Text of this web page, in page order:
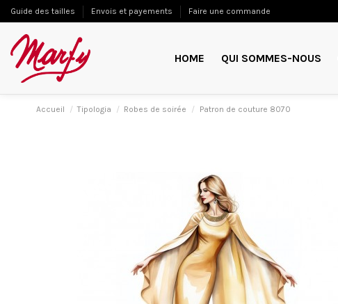
Guide des tailles Envois et payements Faire une commande
HOME QUI SOMMES-NOUS
Accueil Tipologia Robes de soirée Patron de couture 8070